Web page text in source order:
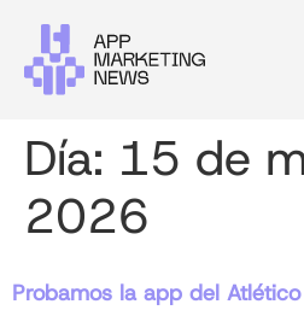
Día: 15 de
2026
Probamos la app del